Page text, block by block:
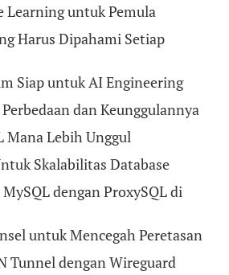
untuk Pemula
Harus Dipahami Setiap
Siap untuk AI Engineering
dan Keunggulannya
Mana Lebih Unggul
Skalabilitas Database
dengan ProxySQL di
untuk Mencegah Peretasan
Tunnel dengan Wireguard